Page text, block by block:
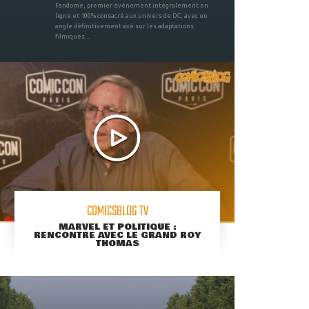
Fandome, premier évènement intégralement en
ligne et 100% consacré aux univers de DC, avec un
angle définitivement axé sur les adaptations
filmiques ...
COMICSBLOG TV
MARVEL ET POLITIQUE :
RENCONTRE AVEC LE GRAND ROY
THOMAS